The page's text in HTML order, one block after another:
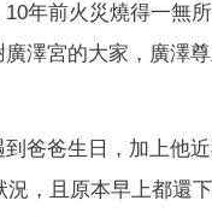
年前火災燒得一無所
澤宮的大家，廣澤尊
爸爸生日，加上他
， 且原本早上都還